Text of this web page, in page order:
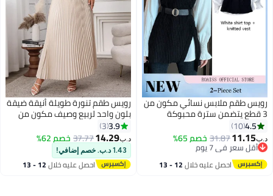
رويس طقم ملابس نسائي مكون من
3 قطع يتضمن سترة محبوكة
وقميص وحزام، ومجموعة تتألف من
بلوزة بأكمام طويلة وأزرار وسترة
بدون أزرار، طقم ملابس أنيق
للسيدات، مناسب للارتداء اليومي أو
لأي نشاط
4.5
10
د.ب‏11.15
31.87خصم 65%
أقل سعر في 7 يوم
أقل سعر في 7 يوم
احصل عليه خلال 12 - 13
رويس طقم تنورة طويلة أنيقة ضيقة
بلون واحد لربيع وصيف مكون من
قطعتين بدون أكمام وفتحة رقبة
على شكل حرف V وتنورة مطوية
بأزرار أمامية للسيدات، لون
مشمشي للسيدات
3.9
3
د.ب‏14.29
37.77خصم 62%
1.43 د.ب. خصم إضافي!
احصل عليه خلال 12 - 13